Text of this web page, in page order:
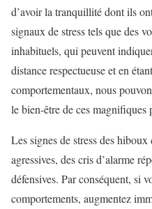
d’avoir la tranquillité dont ils
signaux de stress tels que des
inhabituels, qui peuvent
distance respectueuse et en
comportementaux, nous
le bien-être de ces magnifiques
Les signes de stress des
agressives, des cris d’alarme
défensives. Par conséquent, si
comportements, augmentez